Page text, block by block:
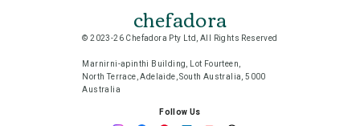
chefadora
© 2023-26 Chefadora Pty Ltd, All Rights Reserved
Marnirni-apinthi Building, Lot Fourteen,
North Terrace, Adelaide, South Australia, 5000
Australia
Follow Us